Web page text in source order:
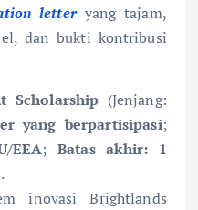
letteryang tajam,
dan bukti kontribusi
Scholarship (Jenjang:
yang berpartisipasi;
EEA;Batas akhir: 1
inovasi Brightlands